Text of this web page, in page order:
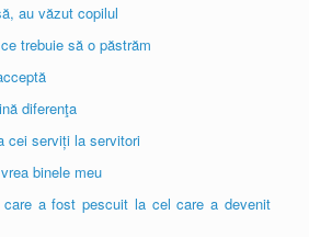
au văzut copilul
trebuie să o păstrăm
diferenţa
cei serviți la servitori
binele meu
a fost pescuit la cel care a devenit